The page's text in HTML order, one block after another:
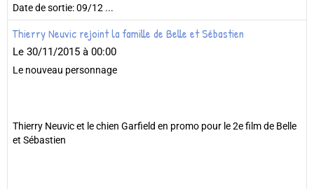
Date de sortie: 09/12 ...
Thierry Neuvic rejoint la famille de Belle et Sébastien
Le 30/11/2015 à 00:00
Le nouveau personnage
Thierry Neuvic et le chien Garfield en promo pour le 2e film de Belle
et Sébastien